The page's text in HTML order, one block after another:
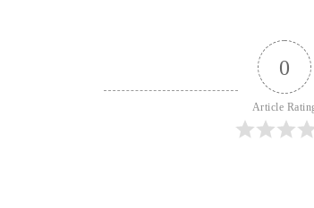
0
Article